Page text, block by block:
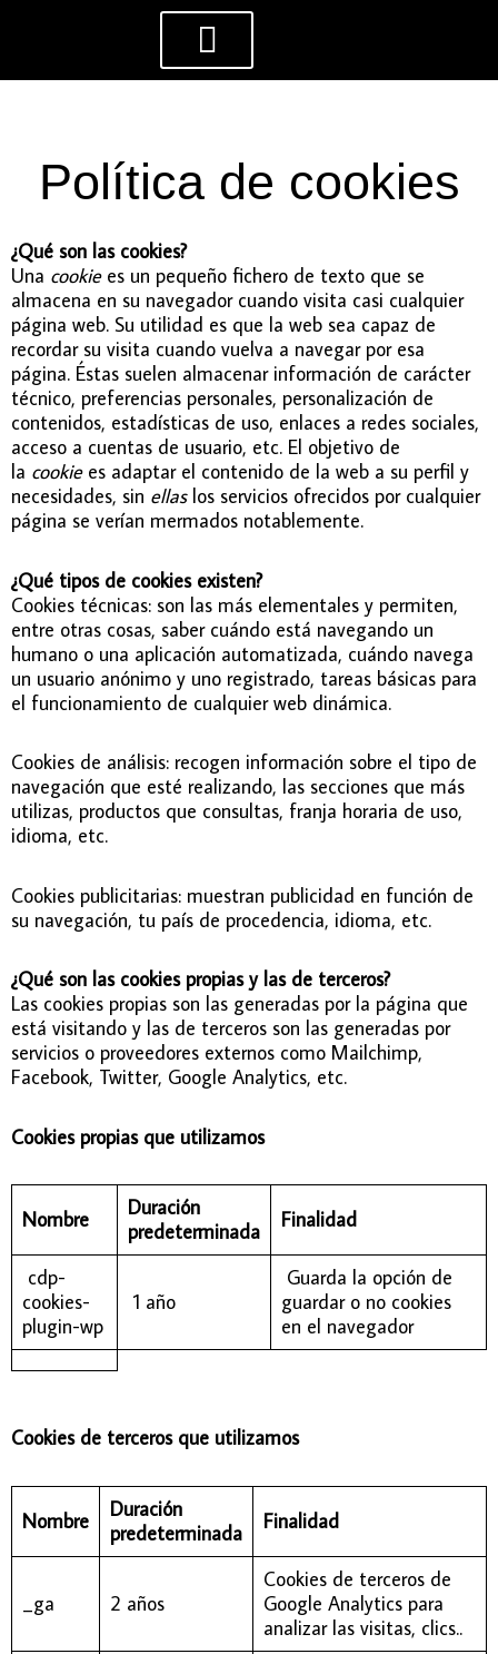
Política de cookies
¿Qué son las cookies?
Una cookiees un pequeño fichero de texto que se
almacena en su navegador cuando visita casi cualquier
página web. Su utilidad es que la web sea capaz de
recordar su visita cuando vuelva a navegar por esa
página. Éstas suelen almacenar información de carácter
técnico, preferencias personales, personalización de
contenidos, estadísticas de uso, enlaces a redes sociales,
acceso a cuentas de usuario, etc. El objetivo de
la cookiees adaptar el contenido de la web a su perfil y
necesidades, sin ellas los servicios ofrecidos por cualquier
página se verían mermados notablemente.
¿Qué tipos de cookies existen?
Cookies técnicas: son las más elementales y permiten,
entre otras cosas, saber cuándo está navegando un
humano o una aplicación automatizada, cuándo navega
un usuario anónimo y uno registrado, tareas básicas para
el funcionamiento de cualquier web dinámica.
Cookies de análisis: recogen información sobre el tipo de
navegación que esté realizando, las secciones que más
utilizas, productos que consultas, franja horaria de uso,
idioma, etc.
Cookies publicitarias: muestran publicidad en función de
su navegación, tu país de procedencia, idioma, etc.
¿Qué son las cookies propias y las de terceros?
Las cookies propias son las generadas por la página que
está visitando y las de terceros son las generadas por
servicios o proveedores externos como Mailchimp,
Facebook, Twitter, Google Analytics, etc.
Cookies propias que utilizamos
Nombre
Duración
predeterminada
Finalidad
cdp-
cookies-
plugin-wp
1 año
Guarda la opción de
guardar o no cookies
en el navegador
Cookies de terceros que utilizamos
Nombre
Duración
predeterminada
Finalidad
_ga 2 años
Cookies de terceros de
Google Analytics para
analizar las visitas, clics..